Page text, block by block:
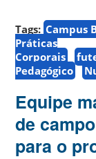
Tags: Campus
Práticas
Corporais
Pedagógico
Equipe
de
para o